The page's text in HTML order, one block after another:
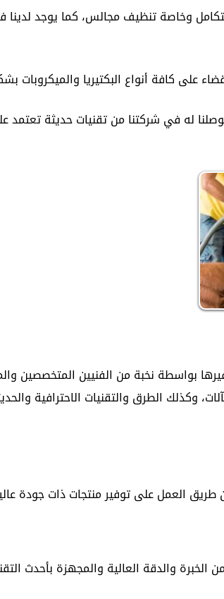
المتكامل وخاصة تنظيف مجالس، كما يوجد
على كافة أنواع البكتيريا والميكروبات
له في شركتنا من تقنيات حديثة تعتمد
بواسطة نخبة من الفنيين المتخصصين
وكذلك الطرق والتقنيات الاحترافية
العمل على توفير منتجات ذات جودة
والدقة العالية والمجهزة بأحدث